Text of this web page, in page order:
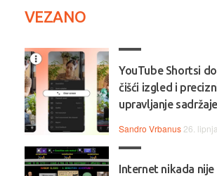
VEZANO
YouTube Shortsi
čišći izgled i
upravljanje
Sandro Vrbanus 26.
Internet nikada